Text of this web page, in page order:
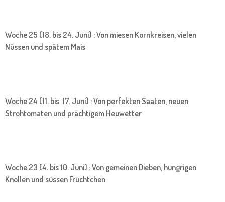
Woche 25 (18. bis 24. Juni) : Von miesen Kornkreisen, vielen
Nüssen und spätem Mais
Woche 24 (11. bis 17. Juni) : Von perfekten Saaten, neuen
Strohtomaten und prächtigem Heuwetter
Woche 23 (4. bis 10. Juni) : Von gemeinen Dieben, hungrigen
Knollen und süssen Früchtchen